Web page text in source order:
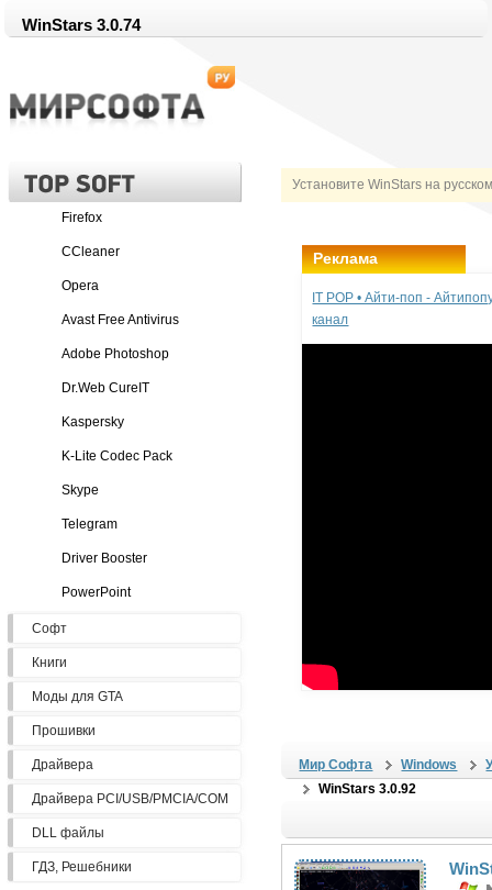
WinStars 3.0.74
Установите WinStars на
Firefox
CCleaner
Opera
Avast Free Antivirus
Adobe Photoshop
Dr.Web CureIT
Kaspersky
K-Lite Codec Pack
Skype
Telegram
Driver Booster
PowerPoint
Софт
Книги
Моды для GTA
Прошивки
Драйвера
Драйвера PCI/USB/PMCIA/COM
DLL файлы
ГДЗ, Решебники
Реклама
IT POP • Айти-поп -
канал
Мир Софта Windows
WinStars 3.0.92